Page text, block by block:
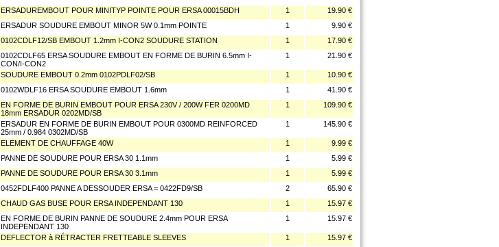
ERSADUREMBOUT POUR MINITYP POINTE POUR ERSA 00015BDH 1
19.90 €
ERSADUR SOUDURE EMBOUT MINOR 5W 0.1mm POINTE 1
9.90 €
0102CDLF12/SB EMBOUT 1.2mm I-CON2 SOUDURE STATION 1
17.90 €
0102CDLF65 ERSA SOUDURE EMBOUT EN FORME DE BURIN 6.5mm I-
CON/I-CON2
1 21.90 €
SOUDURE EMBOUT 0.2mm 0102PDLF02/SB 1
10.90 €
0102WDLF16 ERSA SOUDURE EMBOUT 1.6mm 1
41.90 €
EN FORME DE BURIN EMBOUT POUR ERSA 230V / 200W FER 0200MD
18mm ERSADUR 0202MD/SB
1 109.90 €
ERSADUR EN FORME DE BURIN EMBOUT POUR 0300MD REINFORCED
25mm / 0.984 0302MD/SB
1 145.90 €
ELEMENT DE CHAUFFAGE 40W 1
9.99 €
PANNE DE SOUDURE POUR ERSA 30 1.1mm 1
5.99 €
PANNE DE SOUDURE POUR ERSA 30 3.1mm 1
5.99 €
0452FDLF400 PANNE A DESSOUDER ERSA = 0422FD9/SB 2
65.90 €
CHAUD GAS BUSE POUR ERSA INDEPENDANT 130 1
15.97 €
EN FORME DE BURIN PANNE DE SOUDURE 2.4mm POUR ERSA
INDEPENDANT 130
1 15.97 €
DEFLECTOR à RÉTRACTER FRETTEABLE SLEEVES 1
15.97 €